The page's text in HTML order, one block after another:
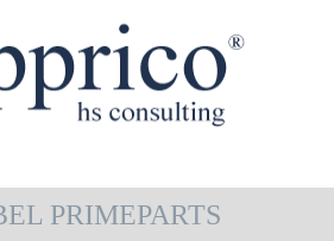
PRIMEPARTS